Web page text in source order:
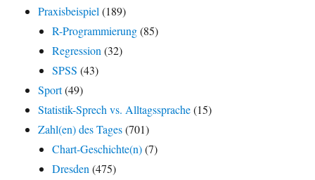
Praxisbeispiel (189)
R-Programmierung(85)
Regression (32)
SPSS (43)
Sport(49)
Statistik-Sprech vs. Alltagssprache(15)
Zahl(en) des Tages(701)
Chart-Geschichte(n)(7)
Dresden (475)